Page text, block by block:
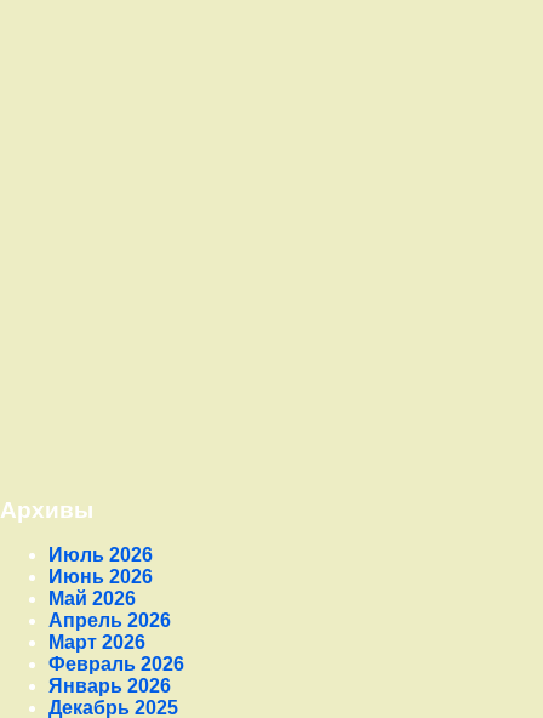
Архивы
Июль 2026
Июнь 2026
Май 2026
Апрель 2026
Март 2026
Февраль 2026
Январь 2026
Декабрь 2025